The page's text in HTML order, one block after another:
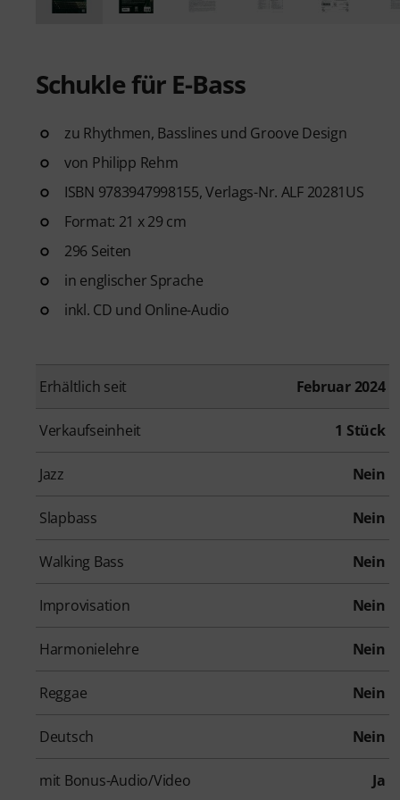
Schukle für E-Bass
zu Rhythmen, Basslines und Groove Design
von Philipp Rehm
ISBN 9783947998155, Verlags-Nr. ALF 20281US
Format: 21 x 29 cm
296 Seiten
in englischer Sprache
inkl. CD und Online-Audio
Erhältlich seit Februar 2024
Verkaufseinheit 1 Stück
Jazz Nein
Slapbass Nein
Walking Bass Nein
Improvisation Nein
Harmonielehre Nein
Reggae Nein
Deutsch Nein
mit Bonus-Audio/Video Ja